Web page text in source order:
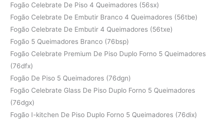
Fogão Celebrate De Piso 4 Queimadores (56sx)
Fogão Celebrate De Embutir Branco 4 Queimadores (56tbe)
Fogão Celebrate De Embutir 4 Queimadores (56txe)
Fogão 5 Queimadores Branco (76bsp)
Fogão Celebrate Premium De Piso Duplo Forno 5 Queimadores
(76dfx)
Fogão De Piso 5 Queimadores (76dgn)
Fogão Celebrate Glass De Piso Duplo Forno 5 Queimadores
(76dgx)
Fogão I-kitchen De Piso Duplo Forno 5 Queimadores (76dix)